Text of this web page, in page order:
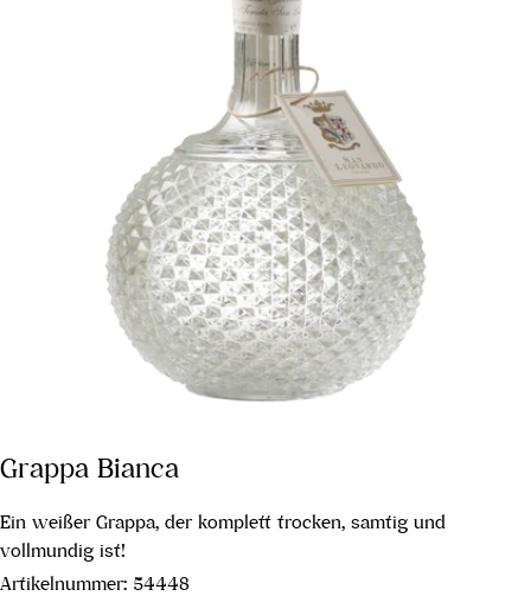
Grappa Bianca
Ein weißer Grappa, der komplett trocken, samtig und
vollmundig ist!
Artikelnummer: 54448